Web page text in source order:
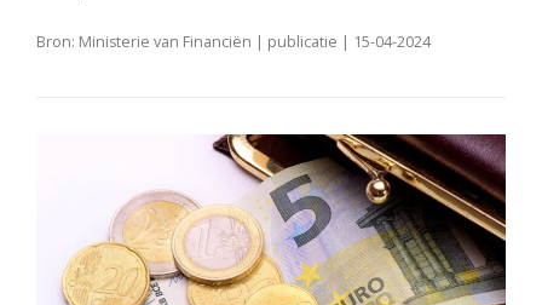
Bron: Ministerie van Financiën | publicatie | 15-04-2024